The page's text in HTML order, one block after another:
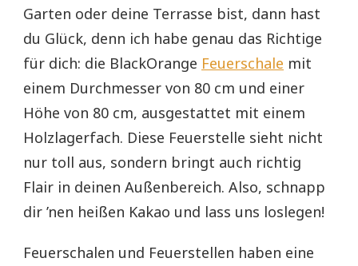
Garten oder deine Terrasse bist, dann hast
du Glück, denn ich habe genau das Richtige
für dich: die BlackOrange Feuerschale mit
einem Durchmesser von 80 cm und einer
Höhe von 80 cm, ausgestattet mit einem
Holzlagerfach. Diese Feuerstelle sieht nicht
nur toll aus, sondern bringt auch richtig
Flair in deinen Außenbereich. Also, schnapp
dir ’nen heißen Kakao und lass uns loslegen!
Feuerschalen und Feuerstellen haben eine